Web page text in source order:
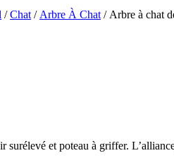
/Chat / Arbre À Chat / Arbre à chat
surélevé et poteau à griffer.